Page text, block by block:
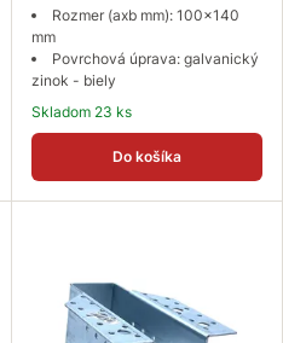
Rozmer (axb mm): 100x140
mm
Povrchová úprava: galvanický
zinok - biely
Skladom 23 ks
Do košíka